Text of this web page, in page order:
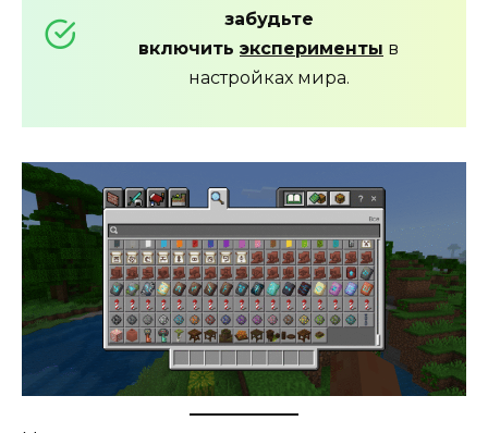
забудьте
включить эксперименты в
настройках мира.